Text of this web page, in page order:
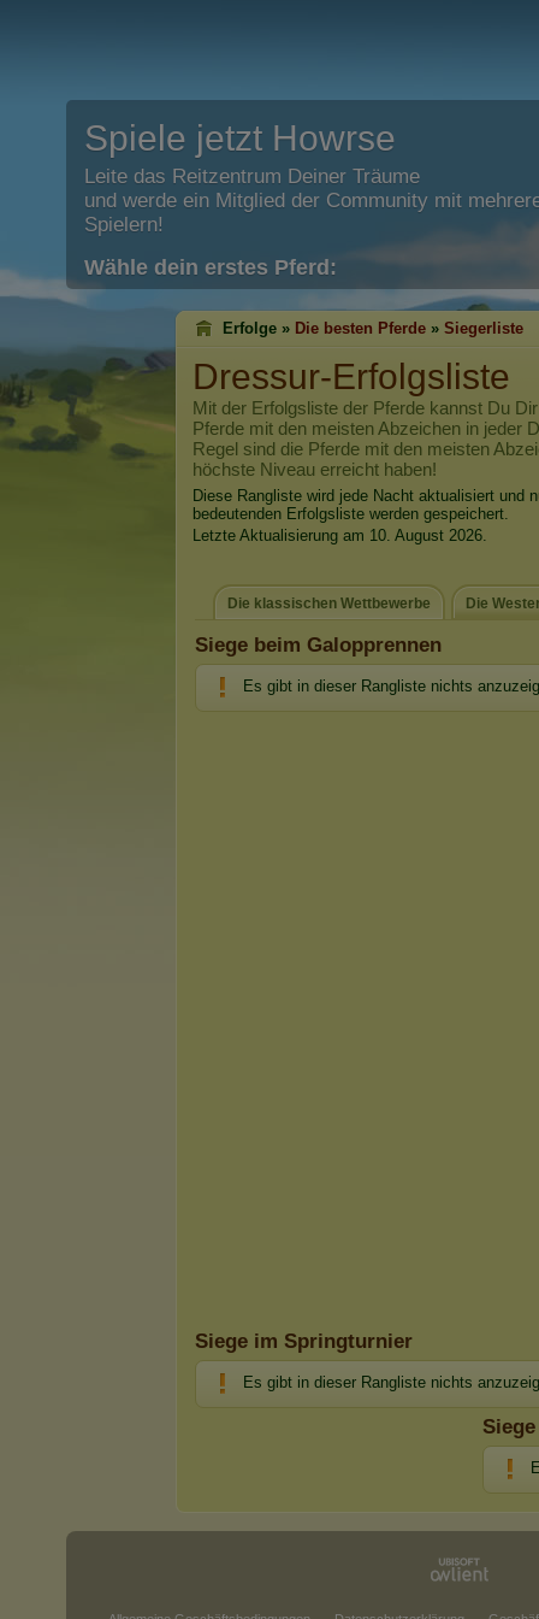
Spiele jetzt Howrse
Leite das Reitzentrum Deiner Träume
und werde ein Mitglied der Community mit
Spielern!
Wähle dein erstes Pferd:
Erfolge » Die besten Pferde » Siegerliste
Dressur-Erfolgsliste
Mit der Erfolgsliste der Pferde kannst Du
Pferde mit den meisten Abzeichen in jeder
Regel sind die Pferde mit den meisten
höchste Niveau erreicht haben!
Diese Rangliste wird jede Nacht aktualisiert und
bedeutenden Erfolgsliste werden gespeichert.
Letzte Aktualisierung am 10. August 2026.
Die klassischen Wettbewerbe Die
Siege beim Galopprennen
Es gibt in dieser Rangliste nichts
Siege im Springturnier
Es gibt in dieser Rangliste nichts